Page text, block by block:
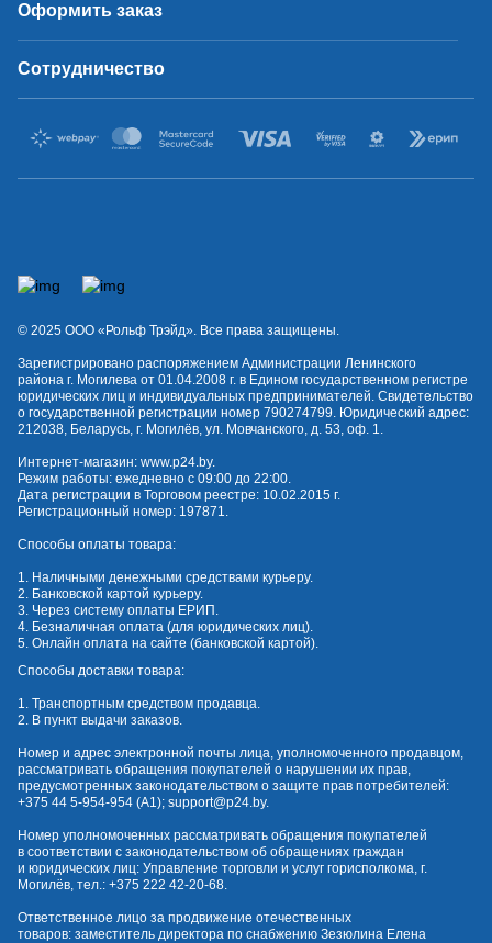
Оформить заказ
Сотрудничество
© 2025 OOO «Рольф Трэйд». Все права защищены.
Зарегистрировано распоряжением Администрации Ленинского
района г. Могилева от 01.04.2008 г. в Едином государственном регистре
юридических лиц и индивидуальных предпринимателей. Свидетельство
о государственной регистрации номер 790274799. Юридический адрес:
212038, Беларусь, г. Могилёв, ул. Мовчанского, д. 53, оф. 1.
Интернет-магазин: www.p24.by.
Режим работы: ежедневно с 09:00 до 22:00.
Дата регистрации в Торговом реестре: 10.02.2015 г.
Регистрационный номер: 197871.
Способы оплаты товара:
1. Наличными денежными средствами курьеру.
2. Банковской картой курьеру.
3. Через систему оплаты ЕРИП.
4. Безналичная оплата (для юридических лиц).
5. Онлайн оплата на сайте (банковской картой).
Способы доставки товара:
1. Транспортным средством продавца.
2. В пункт выдачи заказов.
Номер и адрес электронной почты лица, уполномоченного продавцом,
рассматривать обращения покупателей о нарушении их прав,
предусмотренных законодательством о защите прав потребителей:
+375 44 5-954-954 (А1); support@p24.by.
Номер уполномоченных рассматривать обращения покупателей
в соответствии с законодательством об обращениях граждан
и юридических лиц: Управление торговли и услуг горисполкома, г.
Могилёв, тел.: +375 222 42-20-68.
Ответственное лицо за продвижение отечественных
товаров: заместитель директора по снабжению Зезюлина Елена